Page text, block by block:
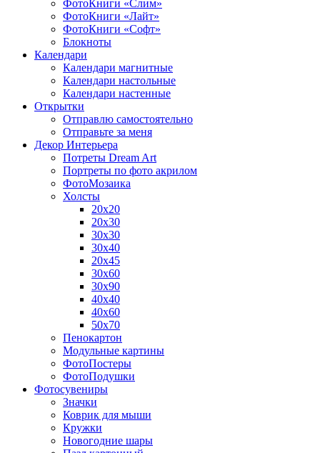
ФотоКниги «Слим»
ФотоКниги «Лайт»
ФотоКниги «Софт»
Блокноты
Календари
Календари магнитные
Календари настольные
Календари настенные
Открытки
Отправлю самостоятельно
Отправьте за меня
Декор Интерьера
Потреты Dream Art
Портреты по фото акрилом
ФотоМозаика
Холсты
20х20
20х30
30х30
30х40
20х45
30х60
30х90
40х40
40х60
50х70
Пенокартон
Модульные картины
ФотоПостеры
ФотоПодушки
Фотоcувениры
Значки
Коврик для мыши
Кружки
Новогодние шары